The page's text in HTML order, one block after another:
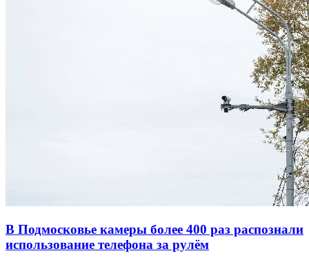
В Подмосковье камеры более 400 раз распознали
использование телефона за рулём